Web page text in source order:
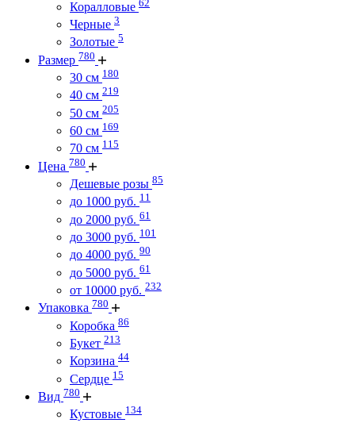
Коралловые
Черные 3
Золотые 5
Размер 780
30 см 180
40 см 219
50 см 205
60 см 169
70 см 115
Цена 780
Дешевые розы 85
до 1000 руб. 11
до 2000 руб. 61
до 3000 руб. 101
до 4000 руб. 90
до 5000 руб. 61
от 10000 руб. 232
Упаковка 780
Коробка 86
Букет 213
Корзина 44
Сердце 15
Вид 780
Кустовые 134